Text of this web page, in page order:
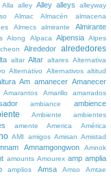
Alla alley Alley alleys
alleyway
Almac Almacén
almacena
Almecs almirante Almirante
Along Alpaca Alpensia Alpes
Alrededor alrededores
altar Altar altares Alternativa
Alternativo Alternativos altitud
Am amanecer Amanecer
Amarantos Amarillo
amarrados
ambiance ambience
Ambiente
ambientes
amente America
América
AMI amigos Amisan Amistad
Amnamgongwon Amnok
amounts Amourex amp amplia
amplios Amsa Amso
Amtae